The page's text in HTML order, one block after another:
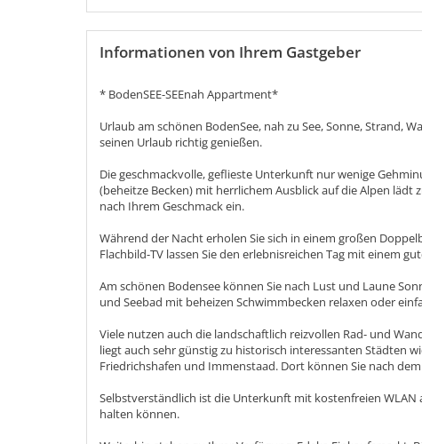
Informationen von Ihrem Gastgeber
* BodenSEE-SEEnah Appartment*
Urlaub am schönen BodenSee, nah zu See, Sonne, Strand,
seinen Urlaub richtig genießen.
Die geschmackvolle, geflieste Unterkunft nur wenige
(beheitze Becken) mit herrlichem Ausblick auf die Alpen
nach Ihrem Geschmack ein.
Während der Nacht erholen Sie sich in einem großen
Flachbild-TV lassen Sie den erlebnisreichen Tag mit einem
Am schönen Bodensee können Sie nach Lust und Laune
und Seebad mit beheizen Schwimmbecken relaxen oder
Viele nutzen auch die landschaftlich reizvollen Rad- und
liegt auch sehr günstig zu historisch interessanten Städten
Friedrichshafen und Immenstaad. Dort können Sie nach
Selbstverständlich ist die Unterkunft mit kostenfreien
halten können.